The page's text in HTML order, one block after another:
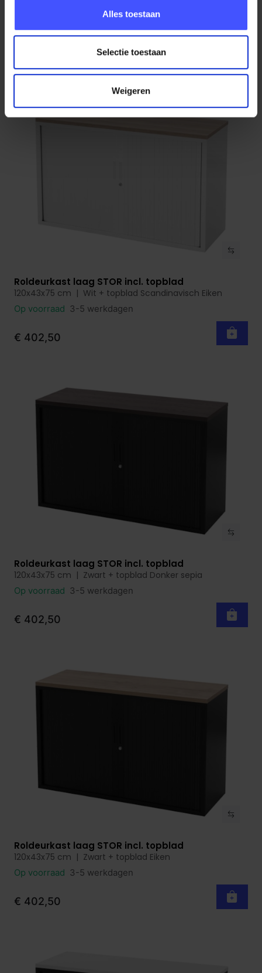
Alles toestaan
Selectie toestaan
Weigeren
120x43x75 cm | Wit + topblad Wit
Op voorraad
Bekijk product
Roldeurkast laag STOR incl. topblad
120x43x75 cm | Wit + topblad Scandinavisch Eiken
Op voorraad 3-5 werkdagen
€ 402,50
Bekijk product
Roldeurkast laag STOR incl. topblad
120x43x75 cm | Zwart + topblad Donker sepia
Op voorraad 3-5 werkdagen
€ 402,50
Bekijk product
Roldeurkast laag STOR incl. topblad
120x43x75 cm | Zwart + topblad Eiken
Op voorraad 3-5 werkdagen
€ 402,50